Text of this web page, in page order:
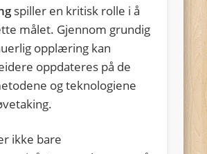
spiller en kritisk rolle i å
målet. Gjennom grundig
opplæring kan
oppdateres på de
og teknologiene
ikke bare